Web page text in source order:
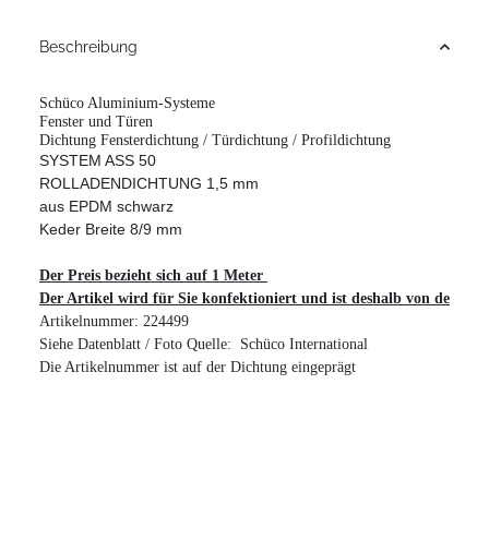
Beschreibung
Schüco Aluminium-Systeme
Fenster und Türen
Dichtung Fensterdichtung / Türdichtung / Profildichtung
SYSTEM ASS 50
ROLLADENDICHTUNG 1,5 mm
aus EPDM schwarz
Keder Breite 8/9 mm
Der Preis bezieht sich auf 1 Meter
Der Artikel wird für Sie konfektioniert und ist deshalb von der
Artikelnummer: 224499
Siehe Datenblatt / Foto Quelle:
Schüco International
Die Artikelnummer ist auf der Dichtung eingeprägt